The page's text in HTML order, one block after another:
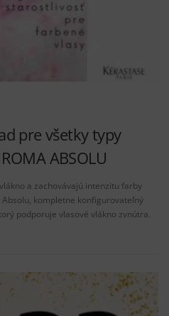
pre všetky typy
ABSOLU
a zachovávajú intenzitu farby
kompletne konfigurovateľný
podporuje vlasové vlákno zvnútra.